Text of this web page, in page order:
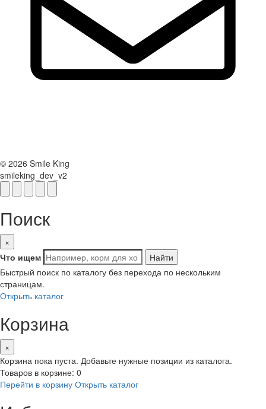
© 2026 Smile King
smileking_dev_v2
Поиск
×
Что ищем
Найти
Быстрый поиск по каталогу без перехода по нескольким
страницам.
Открыть каталог
Корзина
×
Корзина пока пуста. Добавьте нужные позиции из каталога.
Товаров в корзине: 0
Перейти в корзину Открыть каталог